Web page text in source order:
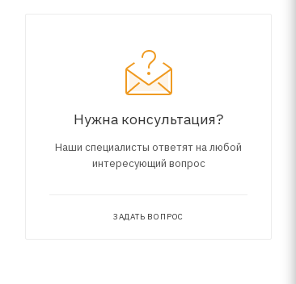
Нужна консультация?
Наши специалисты ответят на любой
интересующий вопрос
ЗАДАТЬ ВОПРОС